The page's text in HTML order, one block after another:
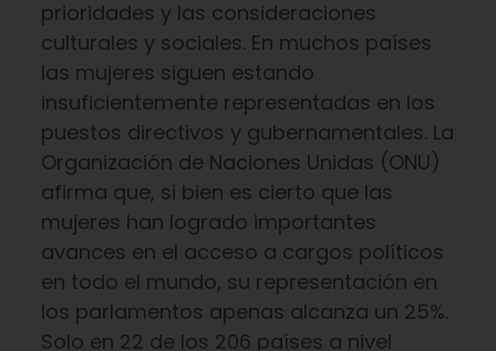
prioridades y las consideraciones
culturales y sociales. En muchos países
las mujeres siguen estando
insuficientemente representadas en los
puestos directivos y gubernamentales. La
Organización de Naciones Unidas (ONU)
afirma que, si bien es cierto que las
mujeres han logrado importantes
avances en el acceso a cargos políticos
en todo el mundo, su representación en
los parlamentos apenas alcanza un 25%.
Solo en 22 de los 206 países a nivel